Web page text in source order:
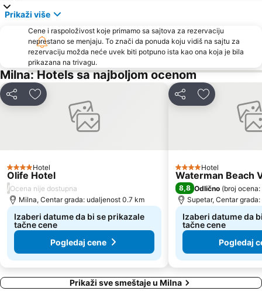
Prikaži više
Cene i raspoloživost koje primamo sa sajtova za rezervaciju
neprestano se menjaju. To znači da ponuda koju vidiš na sajtu za
rezervaciju možda neće uvek biti potpuno ista kao ona koja je bila
prikazana na trivagu.
Milna: Hotels sa najboljom ocenom
Deli Dodati u favorite
4 Zvezdice
Hotel
Olife Hotel
/Ocena nije dostupna
Milna, Centar grada: udaljenost 0.7 km
Izaberi datume da bi se prikazale
tačne cene
Pogledaj cene
Deli Dodati u
4 Zvezdice
Hotel
Waterman Beach
8,8 Odlično (broj ocena:
Supetar, Centar
Izaberi datume da
tačne cene
Pogledaj
Prikaži sve smeštaje u Milna